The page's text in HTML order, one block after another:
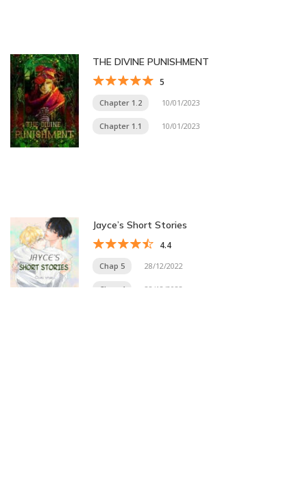
THE DIVINE PUNISHMENT
5
Chapter 1.2 10/01/2023
Chapter 1.1 10/01/2023
Jayce’s Short Stories
4.4
Chap 5 28/12/2022
Chap 4 28/12/2022